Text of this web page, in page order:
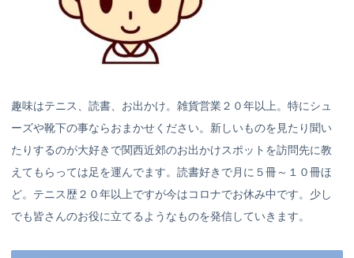
趣味はテニス、読書、お出かけ。雑貨営業２０年以上。特にシュ
ーズや靴下の事ならおまかせください。新しいものを見たり聞い
たりするのが大好きで関西近郊のお出かけスポットを訪問先に教
えてもらっては足を運んでます。読書好きで月に５冊～１０冊ほ
ど。テニス歴２０年以上ですが今はコロナでお休み中です。少し
でも皆さんのお役に立てるようなものを発信していきます。